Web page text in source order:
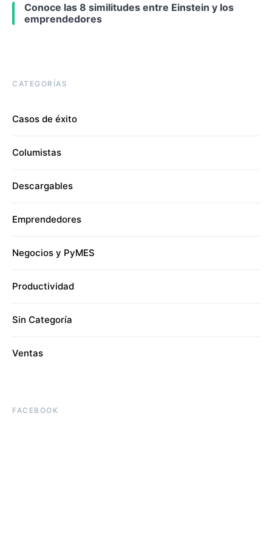
Conoce las 8 similitudes entre Einstein y los
emprendedores
CATEGORÍAS
Casos de éxito
Columistas
Descargables
Emprendedores
Negocios y PyMES
Productividad
Sin Categoría
Ventas
FACEBOOK